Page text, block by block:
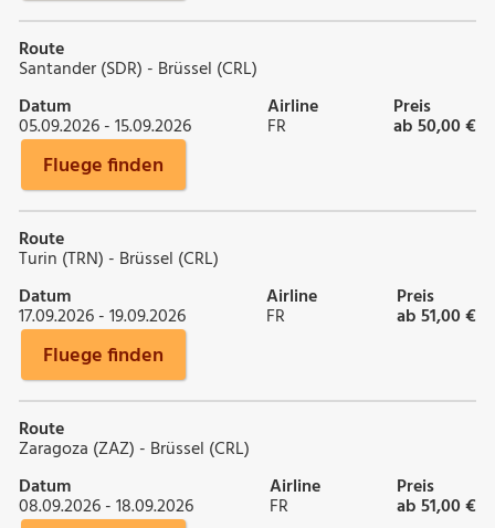
Route
Santander (SDR) - Brüssel (CRL)
Datum
05.09.2026 - 15.09.2026
Airline
FR
Preis
ab 50,00 €
Fluege finden
Route
Turin (TRN) - Brüssel (CRL)
Datum
17.09.2026 - 19.09.2026
Airline
FR
Preis
ab 51,00 €
Fluege finden
Route
Zaragoza (ZAZ) - Brüssel (CRL)
Datum
08.09.2026 - 18.09.2026
Airline
FR
Preis
ab 51,00 €